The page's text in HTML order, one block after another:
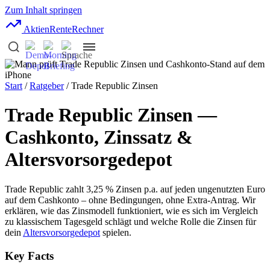
Zum Inhalt springen
AktienRenteRechner
Start /Ratgeber/ Trade Republic Zinsen
Trade Republic Zinsen —
Cashkonto, Zinssatz &
Altersvorsorgedepot
Trade Republic zahlt 3,25 % Zinsen p.a. auf jeden ungenutzten Euro
auf dem Cashkonto – ohne Bedingungen, ohne Extra-Antrag. Wir
erklären, wie das Zinsmodell funktioniert, wie es sich im Vergleich
zu klassischem Tagesgeld schlägt und welche Rolle die Zinsen für
dein Altersvorsorgedepot spielen.
Key Facts